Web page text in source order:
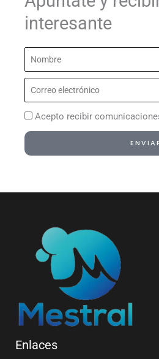
interesante
Nombre
Correo
electrónico
Acepto recibir
Enlaces